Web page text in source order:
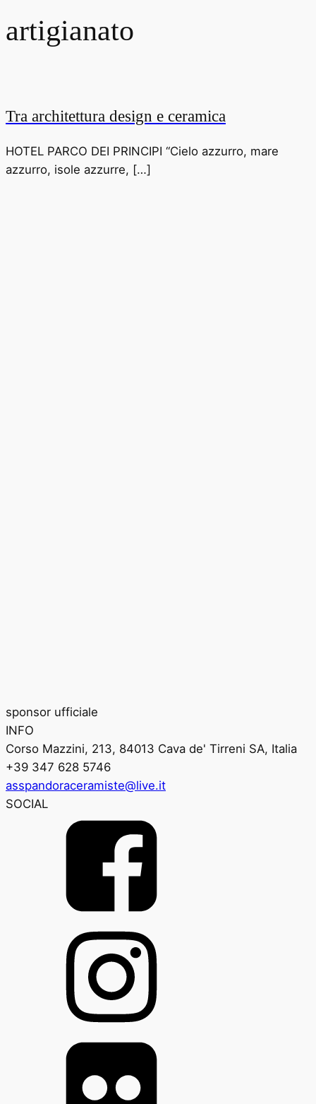
artigianato
Tra architettura design e ceramica
HOTEL PARCO DEI PRINCIPI “Cielo azzurro, mare
azzurro, isole azzurre, […]
sponsor ufficiale
INFO
Corso Mazzini, 213, 84013 Cava de' Tirreni SA, Italia
+39 347 628 5746
asspandoraceramiste@live.it
SOCIAL